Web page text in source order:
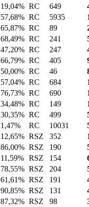
19,04% RC 649
57,68% RC 5935
65,87% RC 89
68,49% RC 241
47,20% RC 247
66,79% RC 405
50,00% RC 46
57,04% RC 684
76,73% RC 690
34,48% RC 149
30,35% RC 499
1,47% RC 10031
12,65% RSZ 352
86,00% RSZ 190
11,59% RSZ 154
78,55% RSZ 204
61,61% RSZ 191
90,85% RSZ 131
87,32% RSZ 98